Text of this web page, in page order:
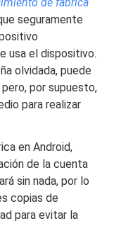
seguramente
usa el dispositivo.
olvidada, puede
por supuesto,
para realizar
en Android,
de la cuenta
sin nada, por lo
copias de
para evitar la